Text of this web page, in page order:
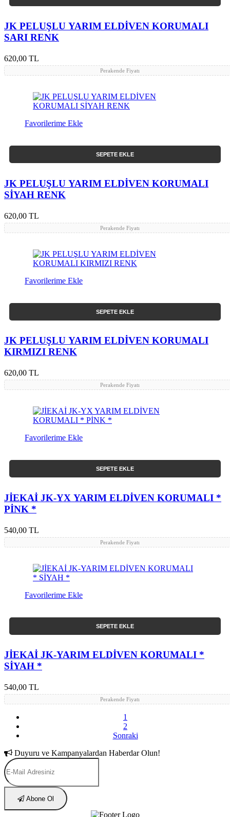
JK PELUŞLU YARIM ELDİVEN KORUMALI
SARI RENK
620,00 TL
Perakende Fiyatı
Favorilerime Ekle
SEPETE EKLE
JK PELUŞLU YARIM ELDİVEN KORUMALI
SİYAH RENK
620,00 TL
Perakende Fiyatı
Favorilerime Ekle
SEPETE EKLE
JK PELUŞLU YARIM ELDİVEN KORUMALI
KIRMIZI RENK
620,00 TL
Perakende Fiyatı
Favorilerime Ekle
SEPETE EKLE
JİEKAİ JK-YX YARIM ELDİVEN KORUMALI *
PİNK *
540,00 TL
Perakende Fiyatı
Favorilerime Ekle
SEPETE EKLE
JİEKAİ JK-YARIM ELDİVEN KORUMALI *
SİYAH *
540,00 TL
Perakende Fiyatı
1
2
Sonraki
Duyuru ve Kampanyalardan Haberdar Olun!
Abone Ol